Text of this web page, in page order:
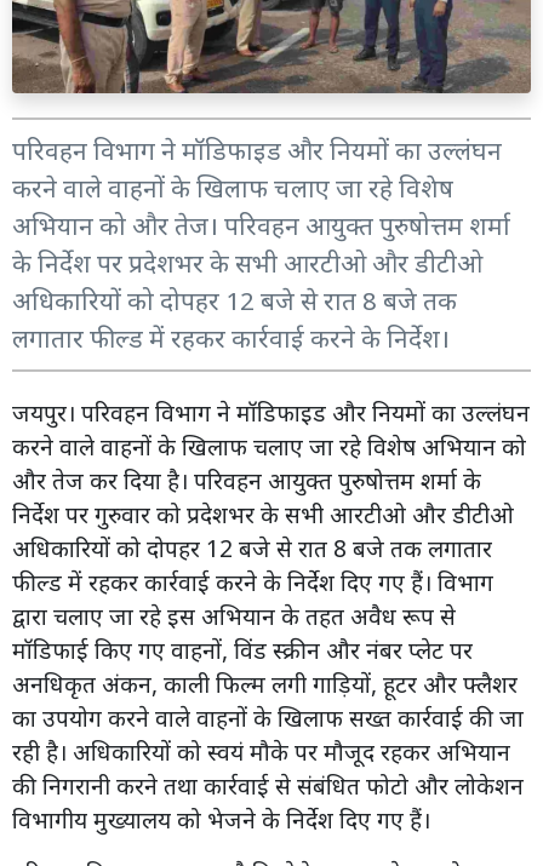
परिवहन विभाग ने मॉडिफाइड और नियमों का उल्लंघन
करने वाले वाहनों के खिलाफ चलाए जा रहे विशेष
अभियान को और तेज। परिवहन आयुक्त पुरुषोत्तम शर्मा
के निर्देश पर प्रदेशभर के सभी आरटीओ और डीटीओ
अधिकारियों को दोपहर 12 बजे से रात 8 बजे तक
लगातार फील्ड में रहकर कार्रवाई करने के निर्देश।
जयपुर। परिवहन विभाग ने मॉडिफाइड और नियमों का उल्लंघन
करने वाले वाहनों के खिलाफ चलाए जा रहे विशेष अभियान को
और तेज कर दिया है। परिवहन आयुक्त पुरुषोत्तम शर्मा के
निर्देश पर गुरुवार को प्रदेशभर के सभी आरटीओ और डीटीओ
अधिकारियों को दोपहर 12 बजे से रात 8 बजे तक लगातार
फील्ड में रहकर कार्रवाई करने के निर्देश दिए गए हैं। विभाग
द्वारा चलाए जा रहे इस अभियान के तहत अवैध रूप से
मॉडिफाई किए गए वाहनों, विंड स्क्रीन और नंबर प्लेट पर
अनधिकृत अंकन, काली फिल्म लगी गाड़ियों, हूटर और फ्लैशर
का उपयोग करने वाले वाहनों के खिलाफ सख्त कार्रवाई की जा
रही है। अधिकारियों को स्वयं मौके पर मौजूद रहकर अभियान
की निगरानी करने तथा कार्रवाई से संबंधित फोटो और लोकेशन
विभागीय मुख्यालय को भेजने के निर्देश दिए गए हैं।